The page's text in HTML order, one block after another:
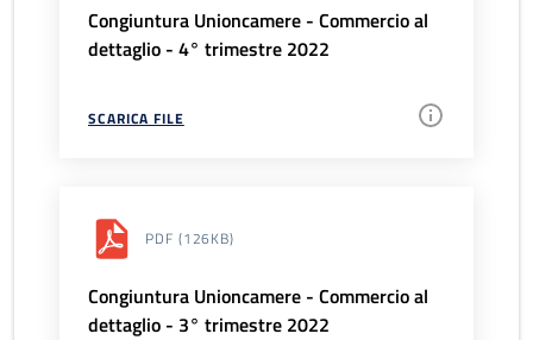
Congiuntura Unioncamere - Commercio al
dettaglio - 4° trimestre 2022
SCARICA FILE
PDF (126KB)
Congiuntura Unioncamere - Commercio al
dettaglio - 3° trimestre 2022